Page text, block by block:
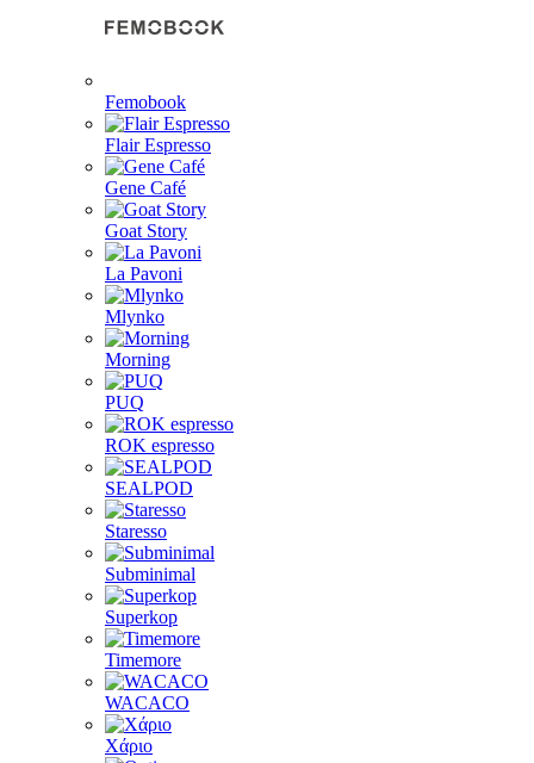
Femobook
Flair Espresso
Gene Café
Goat Story
La Pavoni
Mlynko
Morning
PUQ
ROK espresso
SEALPOD
Staresso
Subminimal
Superkop
Timemore
WACACO
Χάριο